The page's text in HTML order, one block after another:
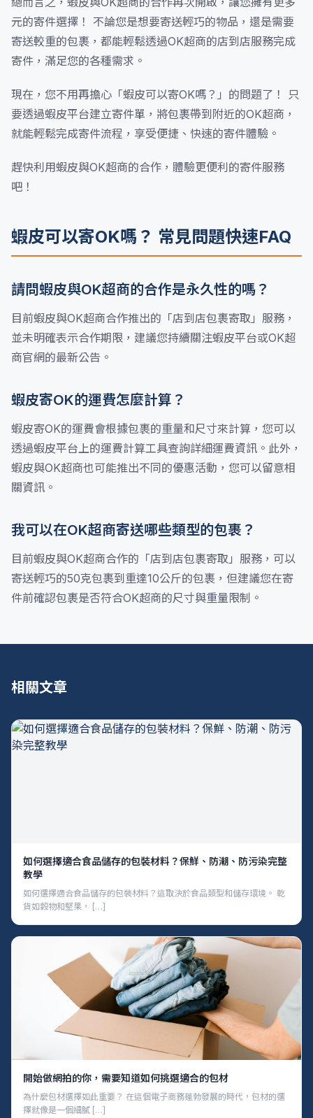
元的寄件選擇！ 不論您是想要寄送輕巧的物品，還是需要
寄送較重的包裹，都能輕鬆透過OK超商的店到店服務完成
寄件，滿足您的各種需求。
現在，您不用再擔心「蝦皮可以寄OK嗎？」的問題了！ 只
要透過蝦皮平台建立寄件單，將包裹帶到附近的OK超商，
就能輕鬆完成寄件流程，享受便捷、快速的寄件體驗。
趕快利用蝦皮與OK超商的合作，體驗更便利的寄件服務
吧！
蝦皮可以寄OK嗎？ 常見問題快速FAQ
請問蝦皮與OK超商的合作是永久性的嗎？
目前蝦皮與OK超商合作推出的「店到店包裹寄取」服務，
並未明確表示合作期限，建議您持續關注蝦皮平台或OK超
商官網的最新公告。
蝦皮寄OK的運費怎麼計算？
蝦皮寄OK的運費會根據包裹的重量和尺寸來計算，您可以
透過蝦皮平台上的運費計算工具查詢詳細運費資訊。此外，
蝦皮與OK超商也可能推出不同的優惠活動，您可以留意相
關資訊。
我可以在OK超商寄送哪些類型的包裹？
目前蝦皮與OK超商合作的「店到店包裹寄取」服務，可以
寄送輕巧的50克包裹到重達10公斤的包裹，但建議您在寄
件前確認包裹是否符合OK超商的尺寸與重量限制。
相關文章
如何選擇適合食品儲存的包裝材料？保鮮、防潮、防污染完整
教學
如何選擇適合食品儲存的包裝材料？這取決於食品類型和儲存環境。 乾
貨如穀物和堅果， […]
開始做網拍的你，需要知道如何挑選適合的包材
為什麼包材選擇如此重要？ 在這個電子商務蓬勃發展的時代，包材的選
擇就像是一個細膩 […]